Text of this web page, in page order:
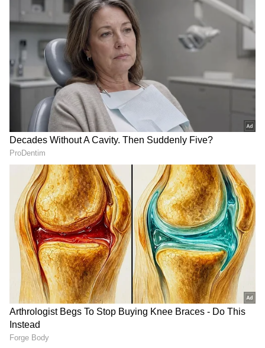
Image Credit :SOCIAL MEDIA
ಮಕರ ರಾಶಿ
ಮಕರ ರಾಶಿಯವರಿಗೆ ಈ ಗ್ರಹಗಳ ಸಂಯೋಗವು ಅನಿರೀಕ್ಷಿತ
ಲಾಭಗಳನ್ನು ತರುತ್ತದೆ. ವ್ಯಾಪಾರದಲ್ಲಿ ಉತ್ತಮ ಲಾಭ
ಗಳಿಸುವರು. ಮಾರ್ಕೆಟಿಂಗ್ ಮತ್ತು ಮೀಡಿಯಾ ಕ್ಷೇತ್ರದವರಿಗೆ
ಇದು ಶುಭ ಸಮಯ. ಸಾಲದ ಸಮಸ್ಯೆಗಳು ಬಗೆಹರಿಯಲಿವೆ.
ವಿದೇಶದಲ್ಲಿ ಉದ್ಯೋಗಾವಕಾಶಗಳು ಸಿಗುವ ಸಾಧ್ಯತೆ ಇದೆ.
3
4